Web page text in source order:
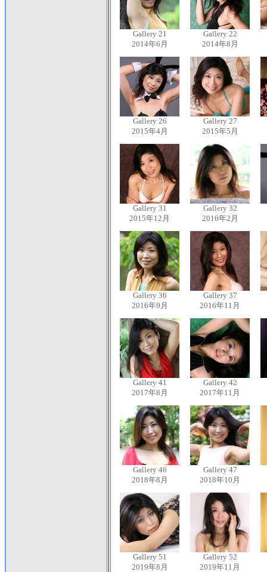
Gallery 21
2014年6月
Gallery 22
2014年8月
Gallery 26
2015年4月
Gallery 27
2015年5月
Gallery 31
2015年12月
Gallery 32
2016年2月
Gallery 36
2016年9月
Gallery 37
2016年11月
Gallery 41
2017年8月
Gallery 42
2017年11月
Gallery 46
2018年8月
Gallery 47
2018年10月
Gallery 51
2019年8月
Gallery 52
2019年11月